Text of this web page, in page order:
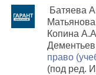
Батяева
Копина
право
(под ред.